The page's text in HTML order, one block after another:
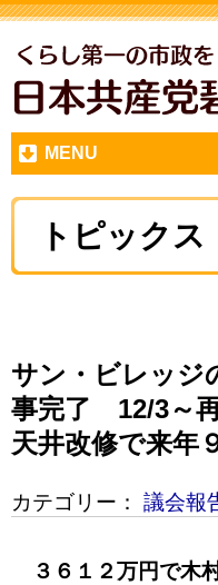
MENU
トピックス
サン・ビレッ
事完了 12/3～
天井改修で来年
カテゴリー： 議会報
３６１２万円で木